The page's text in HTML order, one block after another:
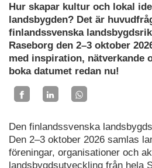
Hur skapar kultur och lokal
landsbygden? Det är
finlandssvenska
Raseborg den 2–3 oktober
med inspiration, nätverkande
boka datumet redan nu!
Den finlandssvenska
Den 2–3 oktober 2026 samlas
föreningar, organisationer och
landsbygdsutveckling från hela